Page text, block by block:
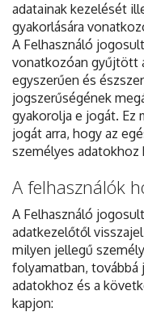
adatainak kezelését
gyakorlására
A Felhasználó
vonatkozóan gyűjtött
egyszerűen és
jogszerűségének
gyakorolja e jogát. Ez
jogát arra, hogy az
személyes adatokhoz
A felhasználók
A Felhasználó
adatkezelőtől
milyen jellegű
folyamatban, továbbá
adatokhoz és a
kapjon: